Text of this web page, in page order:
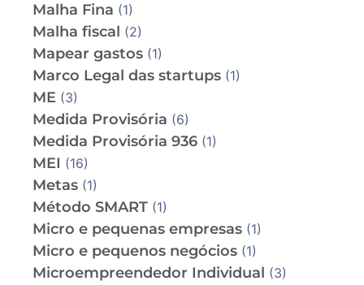
Malha Fina (1)
Malha fiscal (2)
Mapear gastos (1)
Marco Legal das startups (1)
ME (3)
Medida Provisória (6)
Medida Provisória 936 (1)
MEI (16)
Metas (1)
Método SMART (1)
Micro e pequenas empresas (1)
Micro e pequenos negócios (1)
Microempreendedor Individual (3)